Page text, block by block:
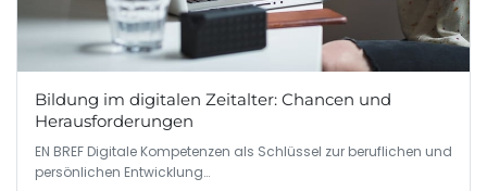
Bildung im digitalen Zeitalter: Chancen und
Herausforderungen
EN BREF Digitale Kompetenzen als Schlüssel zur beruflichen und
persönlichen Entwicklung…